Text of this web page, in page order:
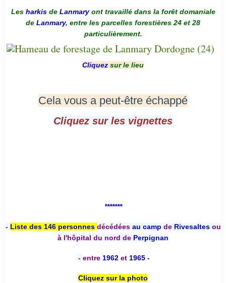
Les harkis de Lanmaryont travaillé dans la forêt domaniale
de Lanmary, entre les parcelles forestières 24 et 28
particulièrement.
Cliquez sur le lieu
Cela vous a peut-être échappé
Cliquez sur les vignettes
*******
- Liste des 146 personnes décédées au camp deRivesaltesou
à l'hôpital du nord de Perpignan
- entre 1962 et 1965 -
Cliquez sur la photo